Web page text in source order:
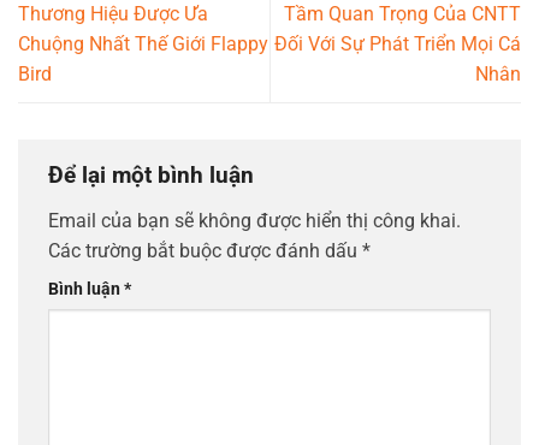
Thương Hiệu Được Ưa
Chuộng Nhất Thế Giới Flappy
Bird
Tầm Quan Trọng Của CNTT
Đối Với Sự Phát Triển Mọi Cá
Nhân
Để lại một bình luận
Email của bạn sẽ không được hiển thị công khai.
Các trường bắt buộc được đánh dấu *
Bình luận*